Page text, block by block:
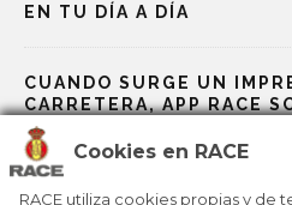
Cookies en RACE
RACE utiliza cookies propias y de
EN TU DÍA A DÍA
CUANDO SURGE UN
CARRETERA, APP RACE
RACE, BP Y GALP TE